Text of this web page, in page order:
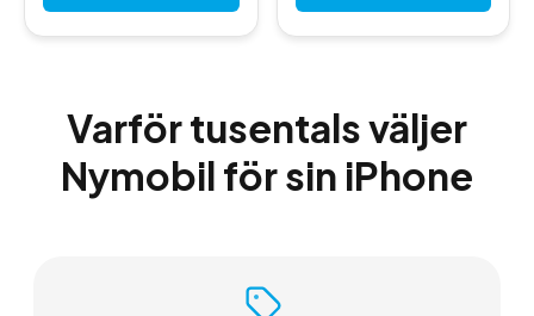
Varför tusentals väljer
Nymobil för sin iPhone